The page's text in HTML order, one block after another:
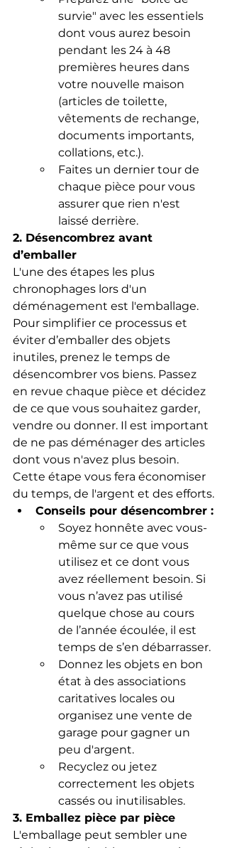
survie" avec les essentiels
dont vous aurez besoin
pendant les 24 à 48
premières heures dans
votre nouvelle maison
(articles de toilette,
vêtements de rechange,
documents importants,
collations, etc.).
Faites un dernier tour de
chaque pièce pour vous
assurer que rien n'est
laissé derrière.
2. Désencombrez avant
d’emballer
L'une des étapes les plus
chronophages lors d'un
déménagement est l'emballage.
Pour simplifier ce processus et
éviter d’emballer des objets
inutiles, prenez le temps de
désencombrer vos biens. Passez
en revue chaque pièce et décidez
de ce que vous souhaitez garder,
vendre ou donner. Il est important
de ne pas déménager des articles
dont vous n'avez plus besoin.
Cette étape vous fera économiser
du temps, de l'argent et des efforts.
Conseils pour désencombrer :
Soyez honnête avec vous-
même sur ce que vous
utilisez et ce dont vous
avez réellement besoin. Si
vous n’avez pas utilisé
quelque chose au cours
de l’année écoulée, il est
temps de s’en débarrasser.
Donnez les objets en bon
état à des associations
caritatives locales ou
organisez une vente de
garage pour gagner un
peu d'argent.
Recyclez ou jetez
correctement les objets
cassés ou inutilisables.
3. Emballez pièce par pièce
L'emballage peut sembler une